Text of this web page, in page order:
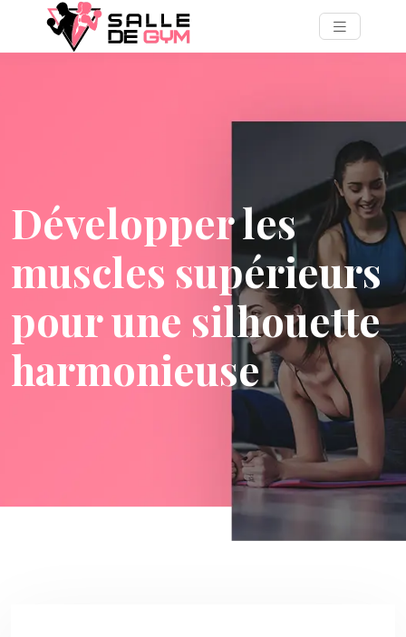
Développer les
muscles supérieurs
pour une silhouette
harmonieuse